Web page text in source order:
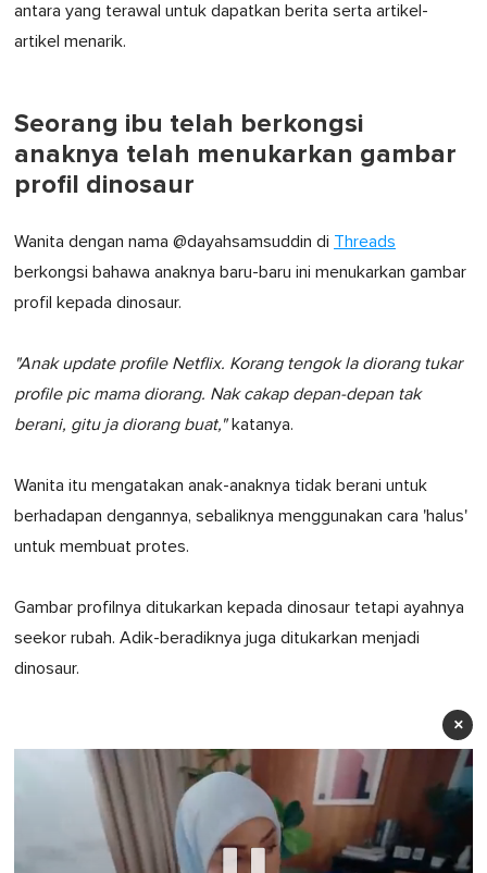
antara yang terawal untuk dapatkan berita serta artikel-
artikel menarik.
Seorang ibu telah berkongsi
anaknya telah menukarkan gambar
profil dinosaur
Wanita dengan nama @dayahsamsuddin di Threads
berkongsi bahawa anaknya baru-baru ini menukarkan gambar
profil kepada dinosaur.
"Anak update profile Netflix. Korang tengok la diorang tukar
profile pic mama diorang. Nak cakap depan-depan tak
berani, gitu ja diorang buat,"katanya.
Wanita itu mengatakan anak-anaknya tidak berani untuk
berhadapan dengannya, sebaliknya menggunakan cara 'halus'
untuk membuat protes.
Gambar profilnya ditukarkan kepada dinosaur tetapi ayahnya
seekor rubah. Adik-beradiknya juga ditukarkan menjadi
dinosaur.
×